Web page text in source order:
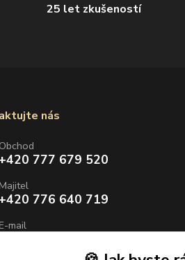
25 let zkušeností
nás
Obchod
+420 777 679 520
+420 776 640 719
mail